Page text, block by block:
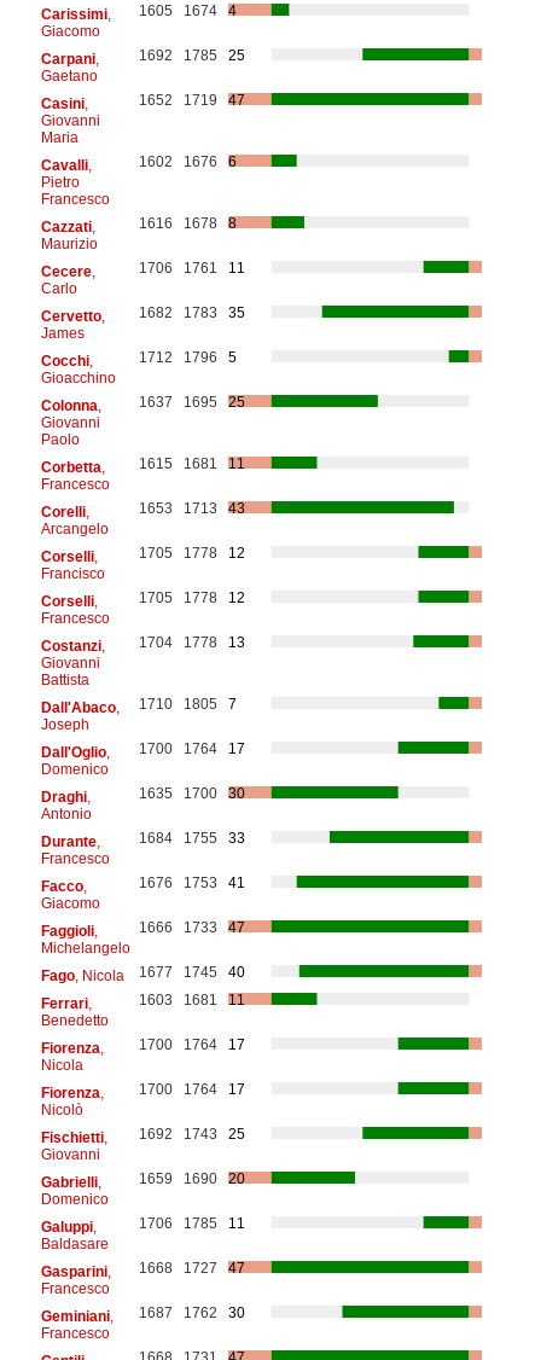
Carissimi,
Giacomo
1605 1674 4
Carpani,
Gaetano
1692 1785 25
Casini,
Giovanni
Maria
1652 1719 47
Cavalli,
Pietro
Francesco
1602 1676 6
Cazzati,
Maurizio
1616 1678 8
Cecere,
Carlo
1706 1761 11
Cervetto,
James
1682 1783 35
Cocchi,
Gioacchino
1712 1796 5
Colonna
Giovanni
Paolo
1637 1695 25
Corbetta
Francesco
1615 1681 11
Corelli,
Arcangelo
1653 1713 43
Corselli,
Francisco
1705 1778 12
Corselli,
Francesco
1705 1778 12
Costanzi,
Giovanni
Battista
1704 1778 13
Dall'Abaco,
Joseph
1710 1805 7
Dall'Oglio,
Domenico
1700 1764 17
Draghi,
Antonio
1635 1700 30
Durante,
Francesco
1684 1755 33
Facco,
Giacomo
1676 1753 41
Faggioli,
Michelangelo
1666 1733 47
Fago, Nicola 1677 1745
40
Ferrari,
Benedetto
1603 1681 11
Fiorenza
Nicola
1700 1764 17
Fiorenza
Nicolò
1700 1764 17
Fischietti,
Giovanni
1692 1743 25
Gabrielli,
Domenico
1659 1690 20
Galuppi,
Baldasare
1706 1785 11
Gasparini,
Francesco
1668 1727 47
Geminiani,
Francesco
1687 1762 30